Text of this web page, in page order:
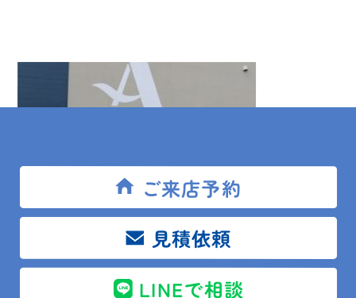
ご来店予約
見積依頼
LINEで相談
りがとうございます